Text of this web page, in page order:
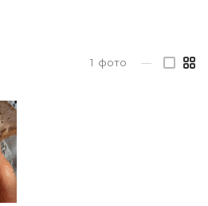
1 фото —